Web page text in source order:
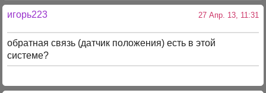
игорь223 27 Апр. 13, 11:31
обратная связь (датчик положения) есть в этой
системе?